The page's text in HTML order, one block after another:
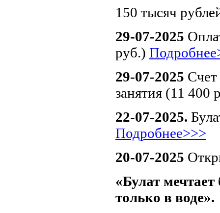
150 тысяч
29-07-2025
руб.)
29-07-2025
занятия (11 400
22-07-2025.
Подробнее>>>
20-07-2025
«Булат
только в воде».